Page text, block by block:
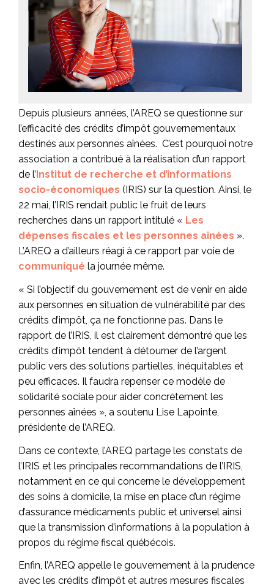
Depuis plusieurs années, l’AREQ se questionne sur
l’efficacité des crédits d’impôt gouvernementaux
destinés aux personnes aînées. C’est pourquoi notre
association a contribué à la réalisation d’un rapport
de l’Institut de recherche et d’informations
socio-économiques (IRIS) sur la question. Ainsi, le
22 mai, l’IRIS rendait public le fruit de leurs
recherches dans un rapport intitulé « Les
dépenses fiscales et les personnes aînées ».
L’AREQ a d’ailleurs réagi à ce rapport par voie de
communiqué la journée même.
« Si l’objectif du gouvernement est de venir en aide
aux personnes en situation de vulnérabilité par des
crédits d’impôt, ça ne fonctionne pas. Dans le
rapport de l’IRIS, il est clairement démontré que les
crédits d’impôt tendent à détourner de l’argent
public vers des solutions partielles, inéquitables et
peu efficaces. Il faudra repenser ce modèle de
solidarité sociale pour aider concrètement les
personnes aînées », a soutenu Lise Lapointe,
présidente de l’AREQ.
Dans ce contexte, l’AREQ partage les constats de
l’IRIS et les principales recommandations de l’IRIS,
notamment en ce qui concerne le développement
des soins à domicile, la mise en place d’un régime
d’assurance médicaments public et universel ainsi
que la transmission d’informations à la population à
propos du régime fiscal québécois.
Enfin, l’AREQ appelle le gouvernement à la prudence
avec les crédits d’impôt et autres mesures fiscales